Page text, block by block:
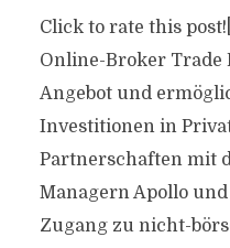
Click to rate this
Online-Broker Trade
Angebot und
Investitionen in
Partnerschaften mit
Managern Apollo
Zugang zu nicht-